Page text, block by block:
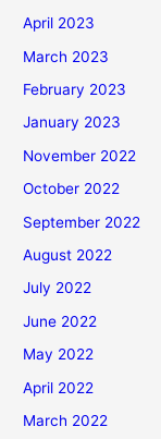
April 2023
March 2023
February 2023
January 2023
November 2022
October 2022
September 2022
August 2022
July 2022
June 2022
May 2022
April 2022
March 2022